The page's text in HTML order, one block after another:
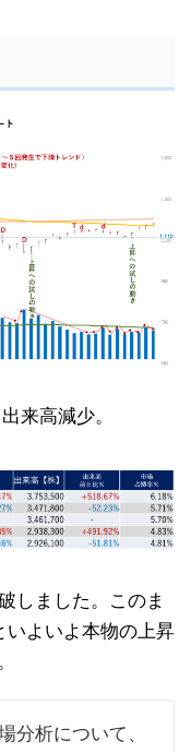
来高減少。
しました。このま
いよいよ本物の上昇
分析について、